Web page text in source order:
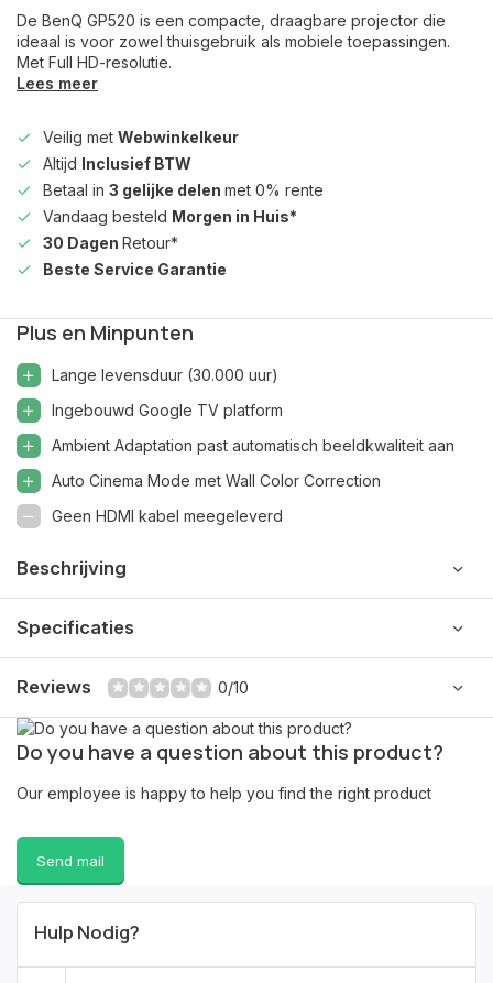
De BenQ GP520 is een compacte, draagbare projector die
ideaal is voor zowel thuisgebruik als mobiele toepassingen.
Met Full HD-resolutie.
Lees meer
Veilig met Webwinkelkeur
Altijd Inclusief BTW
Betaal in 3 gelijke delen met 0% rente
Vandaag besteld Morgen in Huis*
30 Dagen Retour*
Beste Service Garantie
Plus en Minpunten
Lange levensduur (30.000 uur)
Ingebouwd Google TV platform
Ambient Adaptation past automatisch beeldkwaliteit aan
Auto Cinema Mode met Wall Color Correction
Geen HDMI kabel meegeleverd
Beschrijving
Specificaties
Reviews 0/10
Do you have a question about this product?
Our employee is happy to help you find the right product
Send mail
Hulp Nodig?